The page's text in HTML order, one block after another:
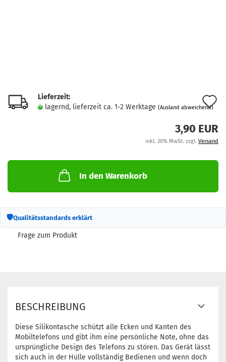
Lieferzeit:
lagernd, lieferzeit ca. 1-2 Werktage (Ausland abweichend)
3,90 EUR
inkl. 20% MwSt. zzgl. Versand
In den Warenkorb
🛡Qualitätsstandards erklärt
Frage zum Produkt
BESCHREIBUNG
Diese Silikontasche schützt alle Ecken und Kanten des
Mobiltelefons und gibt ihm eine persönliche Note, ohne das
ursprüngliche Design des Telefons zu stören. Das Gerät lässt
sich auch in der Hülle vollständig Bedienen und wenn doch